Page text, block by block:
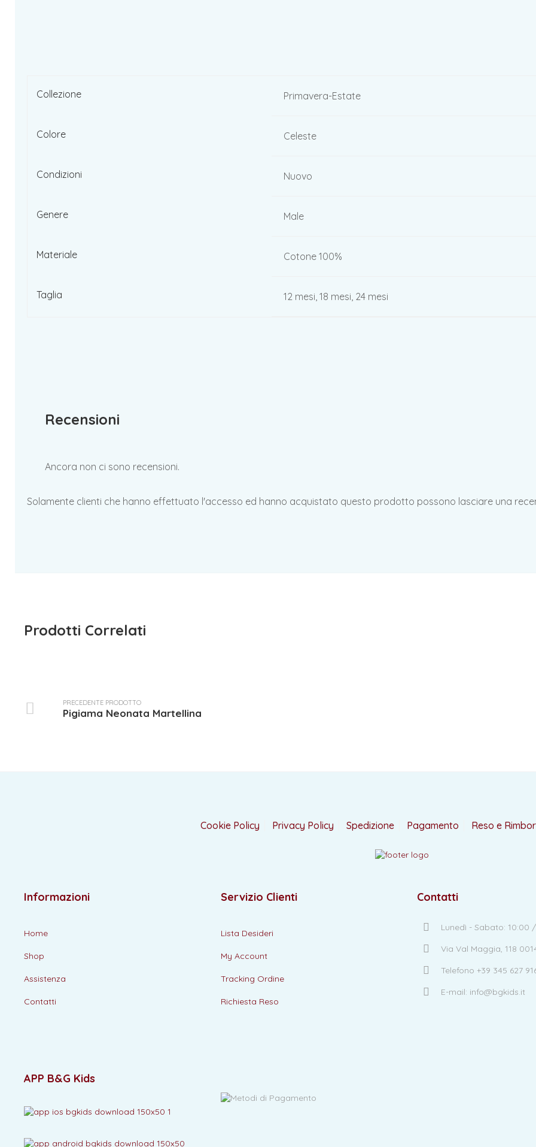
Collezione Primavera-Estate
Colore Celeste
Condizioni Nuovo
Genere Male
Materiale Cotone 100%
Taglia 12 mesi, 18 mesi, 24 mesi
Recensioni
Ancora non ci sono recensioni.
Solamente clienti che hanno effettuato l'accesso ed hanno acquistato questo prodotto possono lasciare una
Prodotti Correlati
PRECEDENTE PRODOTTO
Pigiama Neonata Martellina
Cookie Policy Privacy Policy Spedizione Pagamento Reso e
Informazioni
Home
Shop
Assistenza
Contatti
Servizio Clienti
Lista Desideri
My Account
Tracking Ordine
Richiesta Reso
Contatti
Lunedì - Sabato: 10:00
Via Val Maggia, 118
Telefono +39 345 627
E-mail: info@bgkids.it
APP B&G Kids